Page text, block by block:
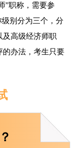
”职称，需要参
别分为三个，分
及高级经济师职
的办法，考生只要